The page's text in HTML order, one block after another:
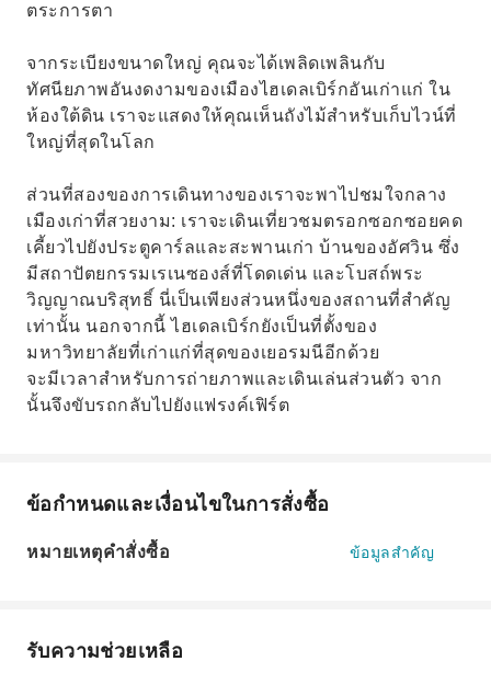
ตระการตา
จากระเบียงขนาดใหญ่ คุณจะได้เพลิดเพลินกับ
ทัศนียภาพอันงดงามของเมืองไฮเดลเบิร์กอันเก่าแก่ ใน
ห้องใต้ดิน เราจะแสดงให้คุณเห็นถังไม้สำหรับเก็บไวน์ที่
ใหญ่ที่สุดในโลก
ส่วนที่สองของการเดินทางของเราจะพาไปชมใจกลาง
เมืองเก่าที่สวยงาม: เราจะเดินเที่ยวชมตรอกซอกซอยคด
เคี้ยวไปยังประตูคาร์ลและสะพานเก่า บ้านของอัศวิน ซึ่ง
มีสถาปัตยกรรมเรเนซองส์ที่โดดเด่น และโบสถ์พระ
วิญญาณบริสุทธิ์ นี่เป็นเพียงส่วนหนึ่งของสถานที่สำคัญ
เท่านั้น นอกจากนี้ ไฮเดลเบิร์กยังเป็นที่ตั้งของ
มหาวิทยาลัยที่เก่าแก่ที่สุดของเยอรมนีอีกด้วย
จะมีเวลาสำหรับการถ่ายภาพและเดินเล่นส่วนตัว จาก
นั้นจึงขับรถกลับไปยังแฟรงค์เฟิร์ต
ข้อกำหนดและเงื่อนไขในการสั่งซื้อ
หมายเหตุคำสั่งซื้อ ข้อมูลสำคัญ
รับความช่วยเหลือ